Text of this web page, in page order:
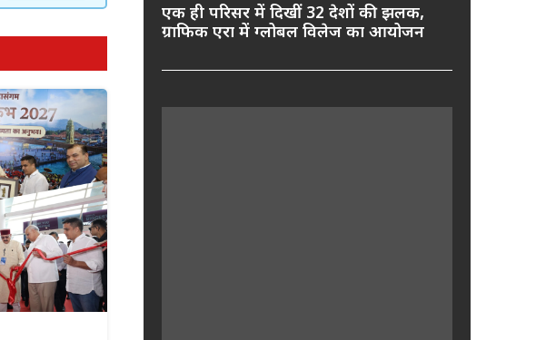
एक ही परिसर में दिखीं 32 देशों की झलक,
ग्राफिक एरा में ग्लोबल विलेज का आयोजन